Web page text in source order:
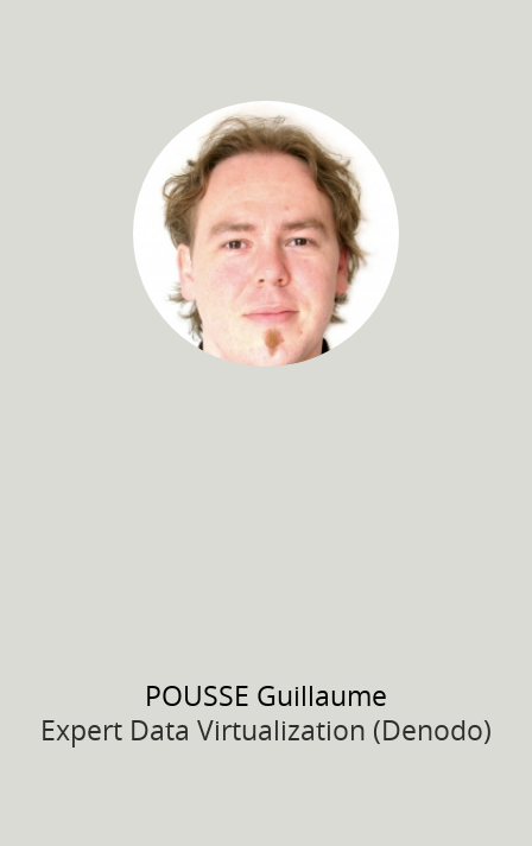
POUSSE Guillaume
Expert Data Virtualization (Denodo)